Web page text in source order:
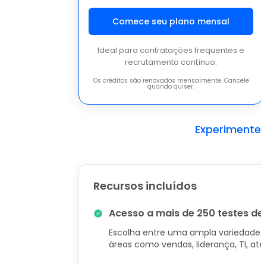
Comece seu plano mensal
Ideal para contratações frequentes e
recrutamento contínuo.
Os créditos são renovados mensalmente. Cancele
quando quiser.
Recursos incluídos
Acesso a mais de 250 testes
Escolha entre uma ampla
áreas como vendas, liderança, TI,